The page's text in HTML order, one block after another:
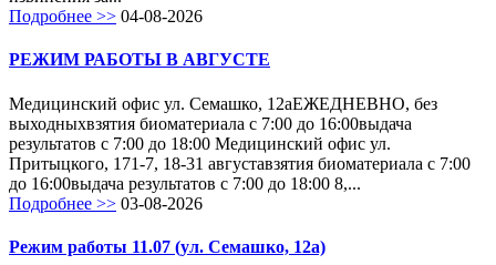
Подробнее >> 04-08-2026
РЕЖИМ РАБОТЫ В АВГУСТЕ
Медицинский офис ул. Семашко, 12аЕЖЕДНЕВНО, без
выходныхвзятия биоматериала с 7:00 до 16:00выдача
результатов с 7:00 до 18:00 Медицинский офис ул.
Притыцкого, 171-7, 18-31 августавзятия биоматериала с 7:00
до 16:00выдача результатов с 7:00 до 18:00 8,...
Подробнее >> 03-08-2026
Режим работы 11.07 (ул. Семашко, 12а)